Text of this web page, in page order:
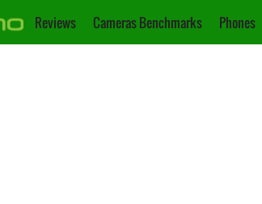
Reviews Cameras Benchmarks Phones